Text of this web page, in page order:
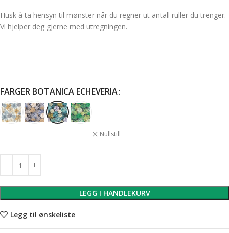
Husk å ta hensyn til mønster når du regner ut antall ruller du trenger.
Vi hjelper deg gjerne med utregningen.
FARGER BOTANICA ECHEVERIA
Nullstill
LEGG I HANDLEKURV
Legg til ønskeliste